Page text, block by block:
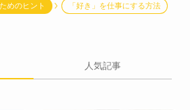
めのヒント 「好き」を仕事にする方法
人気記事